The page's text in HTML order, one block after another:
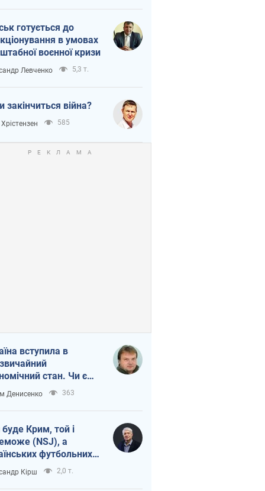
готується до
в умовах
воєнної кризи
Левченко 5,3 т.
закінчиться війна?
585
вступила в
стан. Чи є
вкінці тунелю?
Денисенко 363
Крим, той і
(NSJ), а
футбольних
можуть
вбивцями
Кірш 2,0 т.